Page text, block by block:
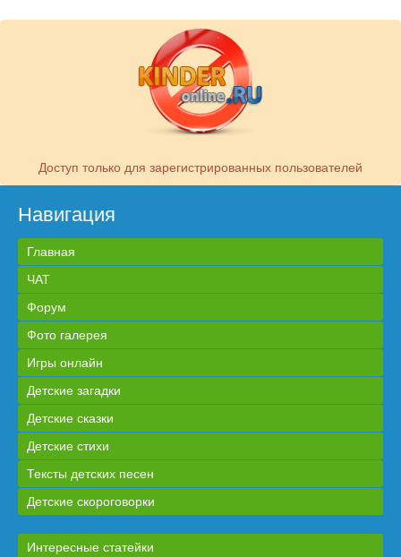
Доступ только для зарегистрированных пользователей
Навигация
Главная
ЧАТ
Форум
Фото галерея
Игры онлайн
Детские загадки
Детские сказки
Детские стихи
Тексты детских песен
Детские скороговорки
Интересные статейки